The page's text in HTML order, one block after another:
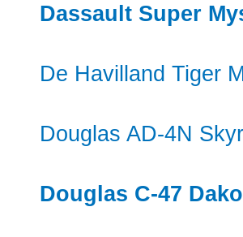
Dassault Super
De Havilland Tiger
Douglas AD-4N
Douglas C-47